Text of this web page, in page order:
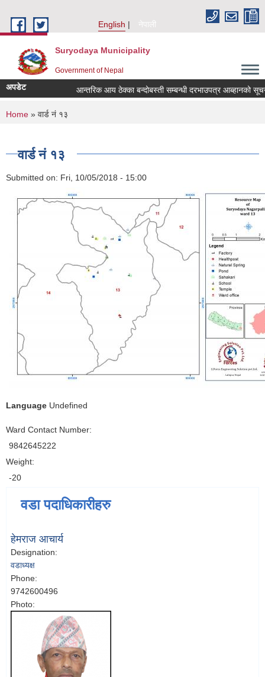
English
नेपाली
Suryodaya Municipality
Government of Nepal
अपडेट आन्तरिक आय ठेक्का बन्दोबस्ती सम्बन्धी दरभाउपत्र आब्हानको सूचना
You are here
Home » वार्ड नं १३
वार्ड नं १३
Submitted on: Fri, 10/05/2018 - 15:00
Language Undefined
Ward Contact Number:
9842645222
Weight:
-20
वडा पदाधिकारीहरु
हेमराज आचार्य
Designation:
वडाध्यक्ष
Phone:
9742600496
Photo: